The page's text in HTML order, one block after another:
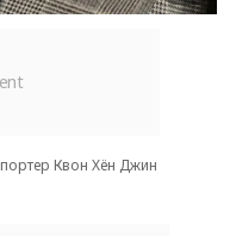
Квон Хён Джин